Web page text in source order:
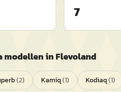
7
modellen inFlevoland
(2) Kamiq(1) Kodiaq(1)